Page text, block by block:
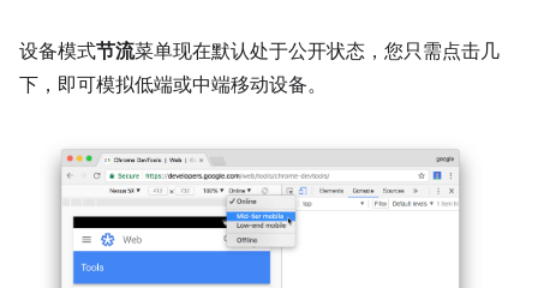
设备模式节流菜单现在默认处于公开状态，您只需点击几
下，即可模拟低端或中端移动设备。